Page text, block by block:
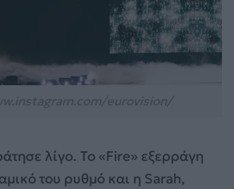
λίγο. Το «Fire» εξερράγη
του ρυθμό και η Sarah,